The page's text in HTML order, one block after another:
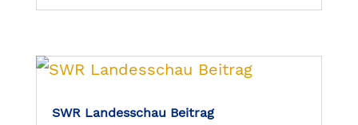
SWR Landesschau Beitrag